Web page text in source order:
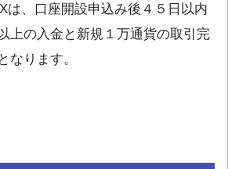
は、口座開設申込み後４５日以内
上の入金と新規１万通貨の取引完
なります。